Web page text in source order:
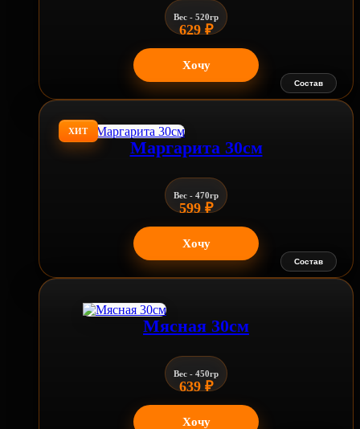
Состав
Вес - 520гр
629₽
Хочу
ХИТ
Состав
Маргарита 30см
Вес - 470гр
599₽
Хочу
Мясная 30см
Вес - 450гр
639₽
Хочу